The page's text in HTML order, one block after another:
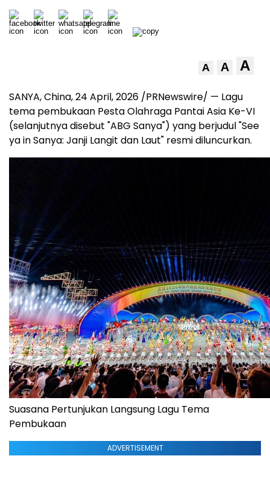
A A A
SANYA, China,24 April, 2026 /PRNewswire/ — Lagu
tema pembukaan Pesta Olahraga Pantai Asia Ke-VI
(selanjutnya disebut "ABG Sanya") yang berjudul "See
ya in Sanya: Janji Langit dan Laut" resmi diluncurkan.
Suasana Pertunjukan Langsung Lagu Tema
Pembukaan
ADVERTISEMENT